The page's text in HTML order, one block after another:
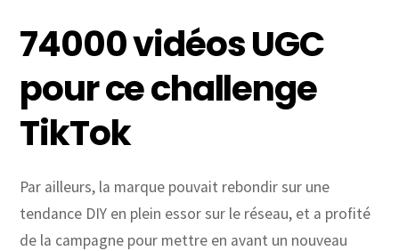
74000 vidéos UGC
pour ce challenge
TikTok
Par ailleurs, la marque pouvait rebondir sur une
tendance DIY en plein essor sur le réseau, et a profité
de la campagne pour mettre en avant un nouveau